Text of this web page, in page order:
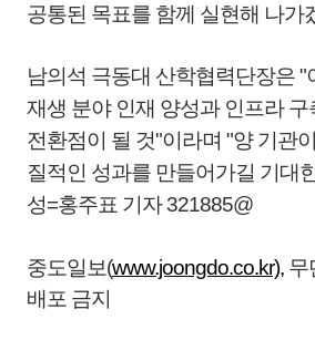
공통된 목표를 함께 실현해 나가
남의석 극동대 산학협력단장은 "
재생 분야 인재 양성과 인프라
전환점이 될 것"이라며 "양 기관
질적인 성과를 만들어가길 기대
성=홍주표 기자 321885@
중도일보(www.joongdo.co.kr),무
배포 금지